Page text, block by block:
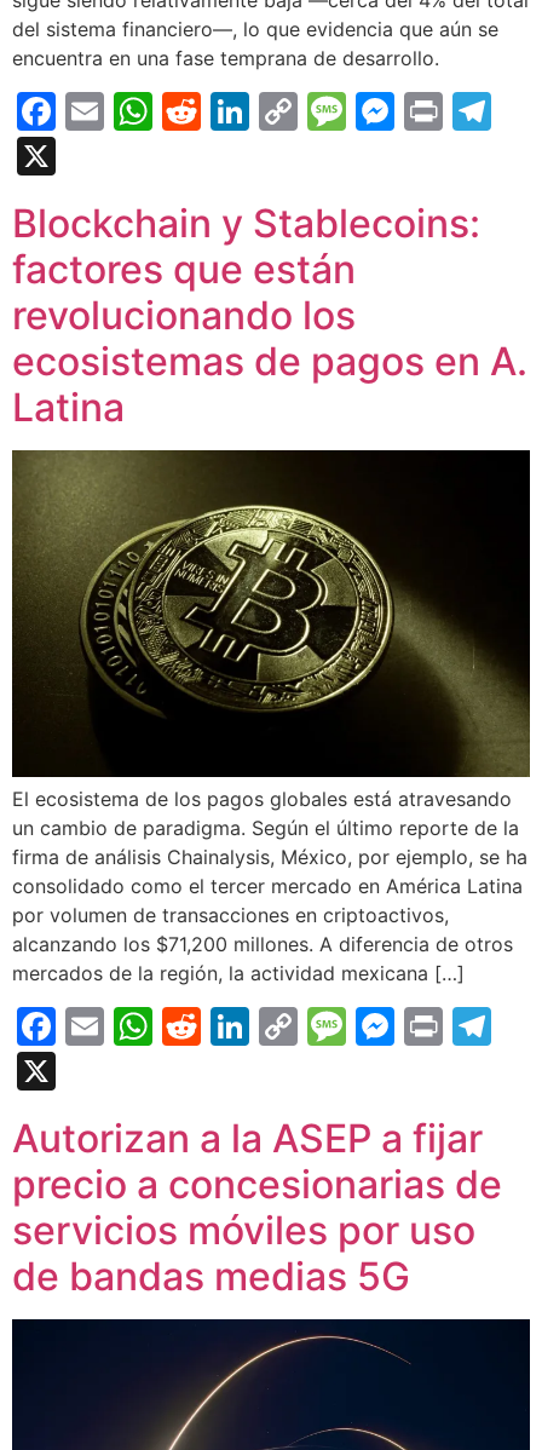
del sistema financiero—, lo que evidencia que aún se
encuentra en una fase temprana de desarrollo.
Facebook
EmailWhatsApp
Reddit
LinkedIn
CopyMessage
Print
Blockchain y Stablecoins:
factores que están
revolucionando los
ecosistemas de pagos en A.
Latina
El ecosistema de los pagos globales está atravesando
un cambio de paradigma. Según el último reporte de la
firma de análisis Chainalysis, México, por ejemplo, se ha
consolidado como el tercer mercado en América Latina
por volumen de transacciones en criptoactivos,
alcanzando los $71,200 millones. A diferencia de otros
mercados de la región, la actividad mexicana […]
Facebook
EmailWhatsApp
Reddit
LinkedIn
CopyMessage
Print
Autorizan a la ASEP a fijar
precio a concesionarias de
servicios móviles por uso
de bandas medias 5G